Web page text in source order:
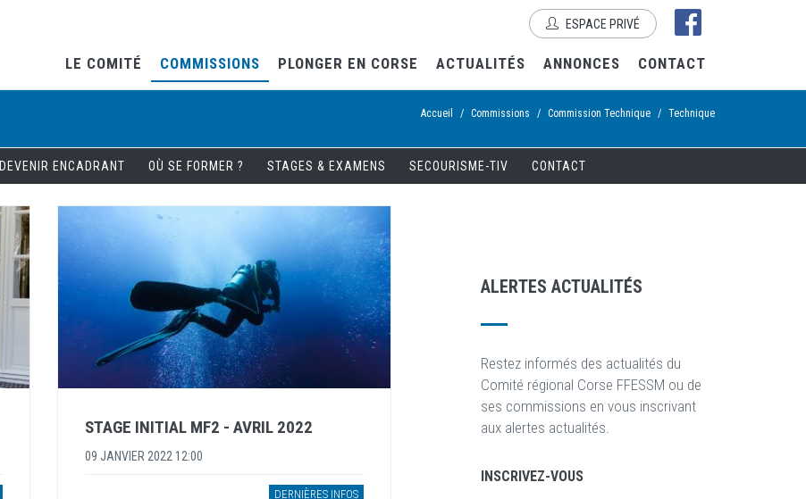
ESPACE PRIVÉ
LE COMITÉ COMMISSIONS PLONGER EN CORSE ACTUALITÉS ANNONCES CONTACT
Accueil / Commissions / Commission Technique / Technique
DEVENIR ENCADRANT OÙ SE FORMER ? STAGES & EXAMENS SECOURISME-TIV CONTACT
STAGE INITIAL MF2 - AVRIL 2022
09 JANVIER 2022 12:00
DERNIÈRES INFOS
ALERTES ACTUALITÉS
Restez informés des actualités du
Comité régional Corse FFESSM ou de
ses commissions en vous inscrivant
aux alertes actualités.
INSCRIVEZ-VOUS